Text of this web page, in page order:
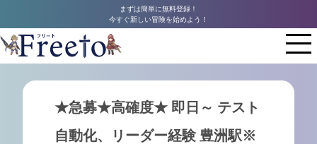
まずは簡単に無料登録！
今すぐ新しい冒険を始めよう！
★急募★高確度★ 即日～ テスト
自動化、リーダー経験 豊洲駅※